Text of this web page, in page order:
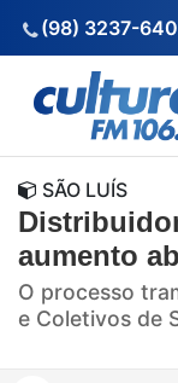
(98) 3237-
SÃO LUÍS
aumento
O processo
e Coletivos de